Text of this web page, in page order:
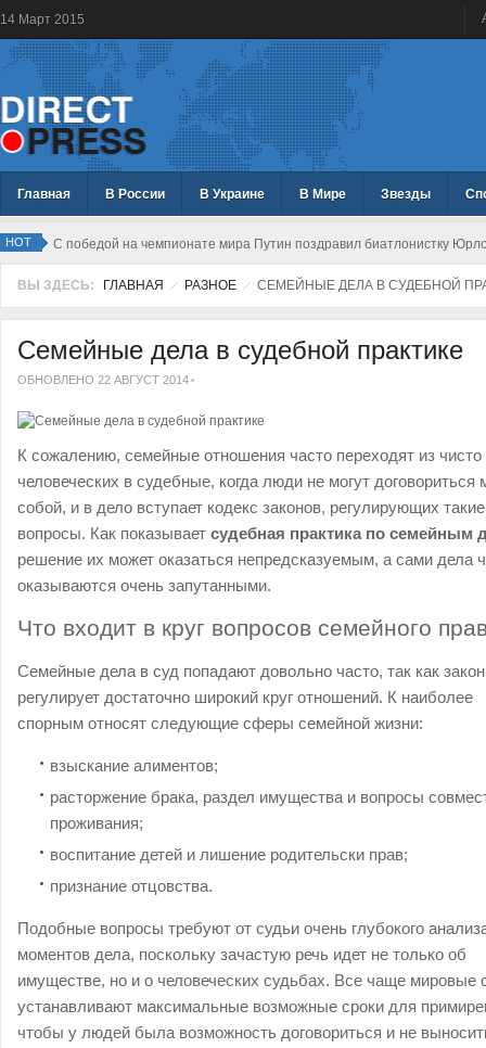
14 Март 2015
Главная В России В Украине В Мире Звезды
HOT С победой на чемпионате мира Путин поздравил биатлонистку
ВЫ ЗДЕСЬ: ГЛАВНАЯ РАЗНОЕ СЕМЕЙНЫЕ ДЕЛА В СУДЕБНОЙ
Семейные дела в судебной практике
ОБНОВЛЕНО 22 АВГУСТ 2014
К сожалению, семейные отношения часто переходят из чисто
человеческих в судебные, когда люди не могут договориться
собой, и в дело вступает кодекс законов, регулирующих такие
вопросы. Как показывает судебная практика по семейным
решение их может оказаться непредсказуемым, а сами дела
оказываются очень запутанными.
Что входит в круг вопросов семейного
Семейные дела в суд попадают довольно часто, так как закон
регулирует достаточно широкий круг отношений. К наиболее
спорным относят следующие сферы семейной жизни:
взыскание алиментов;
расторжение брака, раздел имущества и вопросы
проживания;
воспитание детей и лишение родительски прав;
признание отцовства.
Подобные вопросы требуют от судьи очень глубокого
моментов дела, поскольку зачастую речь идет не только об
имуществе, но и о человеческих судьбах. Все чаще мировые
устанавливают максимальные возможные сроки для
чтобы у людей была возможность договориться и не